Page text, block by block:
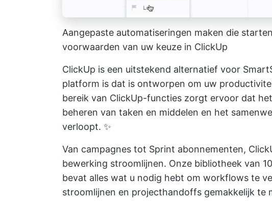
Aangepaste automatiseringen maken die
voorwaarden van uw keuze in ClickUp
ClickUp is een uitstekend alternatief voor
platform is dat is ontworpen om uw
bereik van ClickUp-functies zorgt ervoor dat
beheren van taken en middelen en het
verloopt. ✨
Van campagnes tot Sprint abonnementen,
bewerking stroomlijnen. Onze bibliotheek van
bevat alles wat u nodig hebt om workflows te
stroomlijnen en projecthandoffs gemakkelijk te